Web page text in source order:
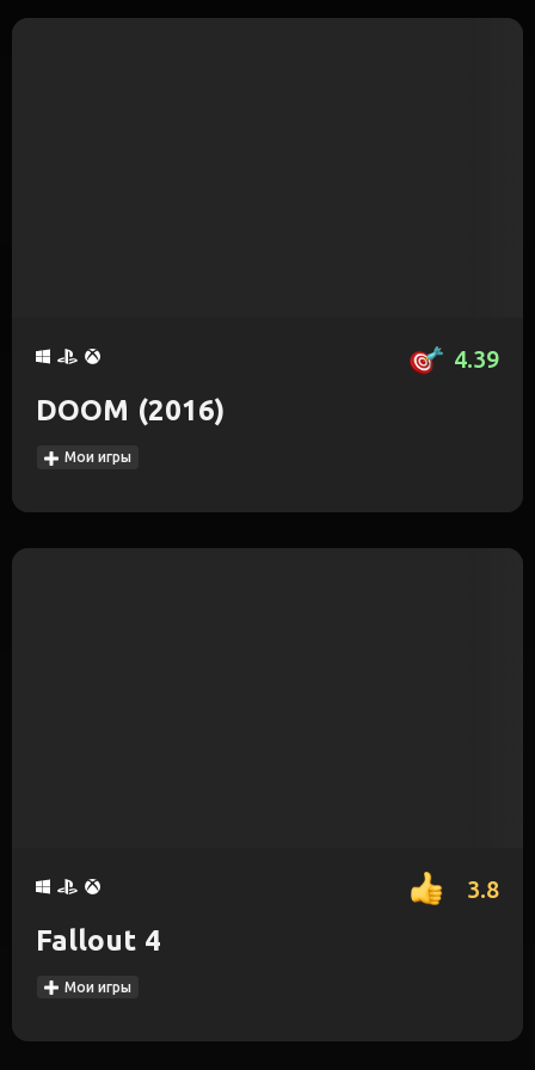
4.39
DOOM (2016)
Мои игры
3.8
Fallout 4
Мои игры